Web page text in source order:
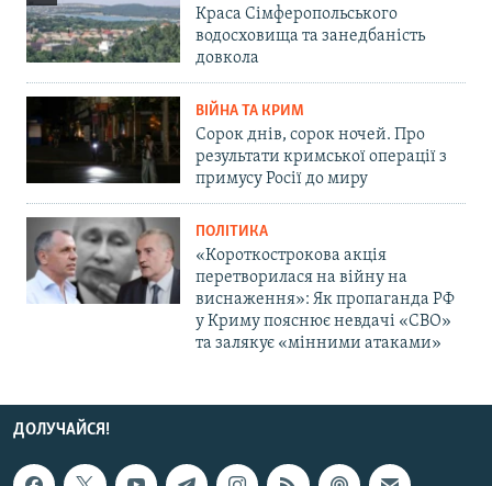
Краса Сімферопольського
водосховища та занедбаність
довкола
ВІЙНА ТА КРИМ
Сорок днів, сорок ночей. Про
результати кримської операції з
примусу Росії до миру
ПОЛІТИКА
«Короткострокова акція
перетворилася на війну на
виснаження»: Як пропаганда РФ
у Криму пояснює невдачі «СВО»
та залякує «мінними атаками»
ДОЛУЧАЙСЯ!